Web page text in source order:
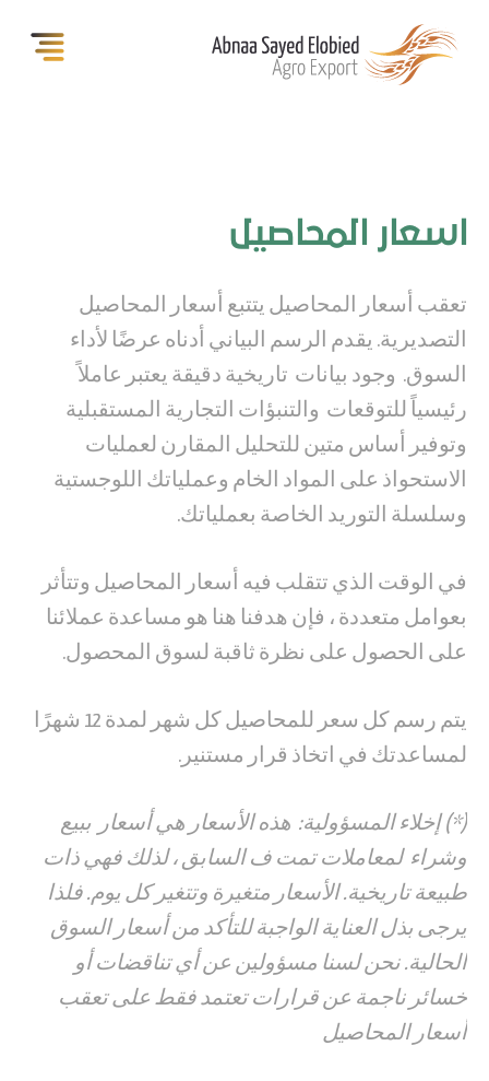
اسعار المحاصيل
تعقب أسعار المحاصيل يتتبع أسعار المحاصيل
التصديرية. يقدم الرسم البياني أدناه عرضًا لأداء
السوق. وجود بيانات تاريخية دقيقة يعتبر عاملاً
رئيسياً للتوقعات والتنبؤات التجارية المستقبلية
وتوفير أساس متين للتحليل المقارن لعمليات
الاستحواذ على المواد الخام وعملياتك اللوجستية
وسلسلة التوريد الخاصة بعملياتك.
في الوقت الذي تتقلب فيه أسعار المحاصيل وتتأثر
بعوامل متعددة ، فإن هدفنا هنا هو مساعدة عملائنا
على الحصول على نظرة ثاقبة لسوق المحصول.
يتم رسم كل سعر للمحاصيل كل شهر لمدة 12 شهرًا
لمساعدتك في اتخاذ قرار مستنير.
(*) إخلاء المسؤولية: هذه الأسعار هي أسعار ببيع
وشراء لمعاملات تمت ف السابق ، لذلك فهي ذات
طبيعة تاريخية. الأسعار متغيرة وتتغير كل يوم. فلذا
يرجى بذل العناية الواجبة للتأكد من أسعار السوق
الحالية. نحن لسنا مسؤولين عن أي تناقضات أو
خسائر ناجمة عن قرارات تعتمد فقط على تعقب
أسعار المحاصيل